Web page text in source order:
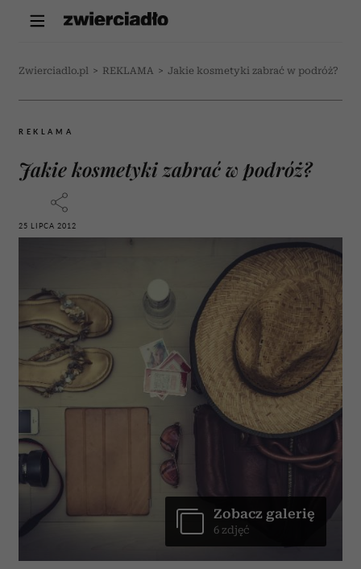
Zwierciadlo.pl > REKLAMA > Jakie kosmetyki zabrać w podróż?
REKLAMA
Jakie kosmetyki zabrać w podróż?
25 LIPCA 2012
Zobacz galerię
6 zdjęć